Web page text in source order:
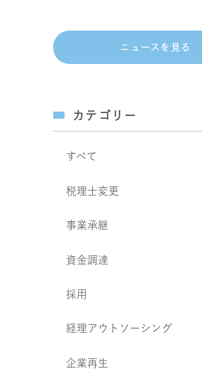
ニュースを見る
カテゴリー
すべて
税理士変更
事業承継
資金調達
採用
経理アウトソーシング
企業再生